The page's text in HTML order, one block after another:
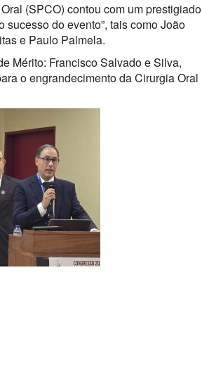
(SPCO) contou com um prestigiado
sucesso do evento”, tais como João
e Paulo Palmela.
Mérito: Francisco Salvado e Silva,
o engrandecimento da Cirurgia Oral